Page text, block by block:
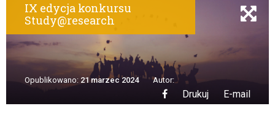
IX edycja konkursu
Study@research
Drukuj E-mail
Opublikowano: 21 marzec 2024 Autor: